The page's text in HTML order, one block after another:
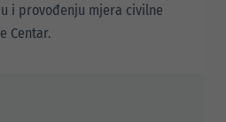
i provođenju mjera civilne
Centar.